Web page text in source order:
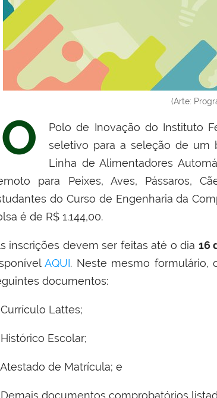
(Arte:
O
Polo de Inovação do Instituto
seletivo para a seleção de um
Linha de Alimentadores
para Peixes, Aves, Pássaros,
do Curso de Engenharia da
é de R$ 1.144,00.
inscrições devem ser feitas até o dia 16
AQUI. Neste mesmo formulário,
documentos:
Lattes;
Escolar;
de Matrícula; e
documentos comprobatórios